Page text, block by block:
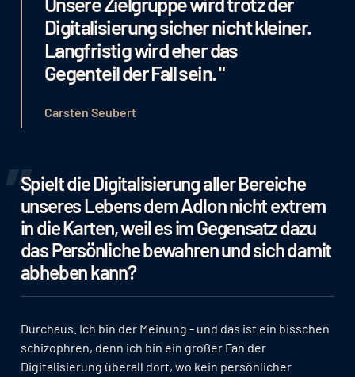
Digitalisierung sicher nicht kleiner.
Langfristig wird eher das
Gegenteil der Fall sein. "
Carsten Seubert
Spielt die Digitalisierung aller Bereiche
unseres Lebens dem Adlon nicht extrem
in die Karten, weil es im Gegensatz dazu
das Persönliche bewahren und sich damit
abheben kann?
Durchaus. Ich bin der Meinung - und das ist ein bisschen
schizophren, denn ich bin ein großer Fan der
Digitalisierung überall dort, wo kein persönlicher